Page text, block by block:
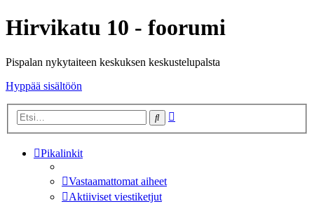
Hirvikatu 10 - foorumi
Pispalan nykytaiteen keskuksen keskustelupalsta
Hyppää sisältöön
Etsi
Pikalinkit
Vastaamattomat aiheet
Aktiiviset viestiketjut